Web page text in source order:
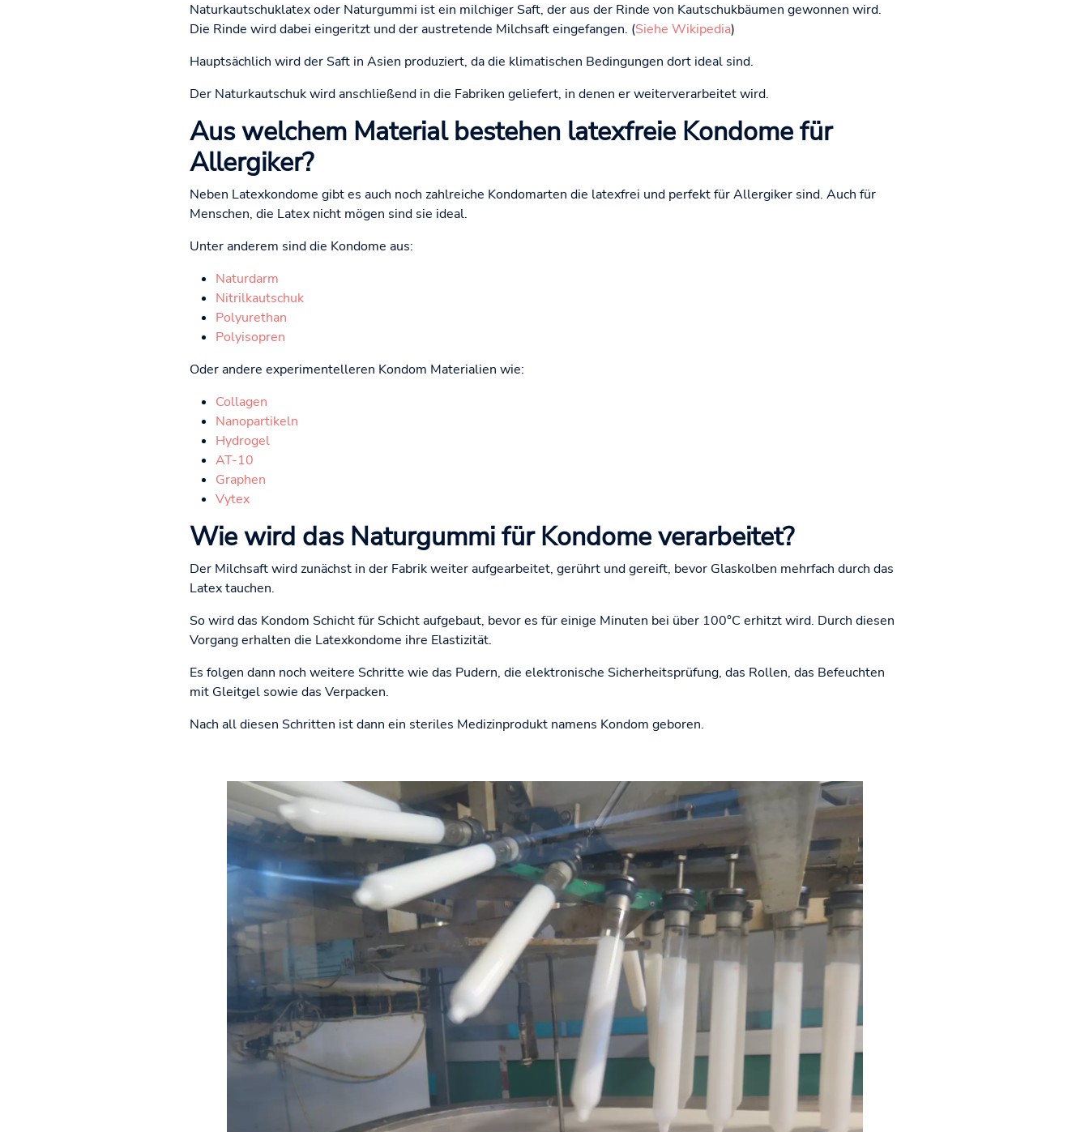
Naturkautschuklatex oder Naturgummi ist ein milchiger Saft, der aus der Rinde von Kautschukbäumen gewonnen wird.
Die Rinde wird dabei eingeritzt und der austretende Milchsaft eingefangen. (Siehe Wikipedia)
Hauptsächlich wird der Saft in Asien produziert, da die klimatischen Bedingungen dort ideal sind.
Der Naturkautschuk wird anschließend in die Fabriken geliefert, in denen er weiterverarbeitet wird.
Aus welchem Material bestehen latexfreie Kondome für
Allergiker?
Neben Latexkondome gibt es auch noch zahlreiche Kondomarten die latexfrei und perfekt für Allergiker sind. Auch für
Menschen, die Latex nicht mögen sind sie ideal.
Unter anderem sind die Kondome aus:
Naturdarm
Nitrilkautschuk
Polyurethan
Polyisopren
Oder andere experimentelleren Kondom Materialien wie:
Collagen
Nanopartikeln
Hydrogel
AT-10
Graphen
Vytex
Wie wird das Naturgummi für Kondome verarbeitet?
Der Milchsaft wird zunächst in der Fabrik weiter aufgearbeitet, gerührt und gereift, bevor Glaskolben mehrfach durch das
Latex tauchen.
So wird das Kondom Schicht für Schicht aufgebaut, bevor es für einige Minuten bei über 100°C erhitzt wird. Durch diesen
Vorgang erhalten die Latexkondome ihre Elastizität.
Es folgen dann noch weitere Schritte wie das Pudern, die elektronische Sicherheitsprüfung, das Rollen, das Befeuchten
mit Gleitgel sowie das Verpacken.
Nach all diesen Schritten ist dann ein steriles Medizinprodukt namens Kondom geboren.